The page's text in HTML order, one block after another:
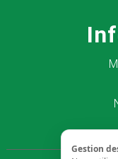
Gestion